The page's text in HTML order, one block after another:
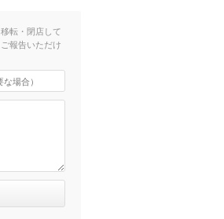
転・閉店して
報告いただけ